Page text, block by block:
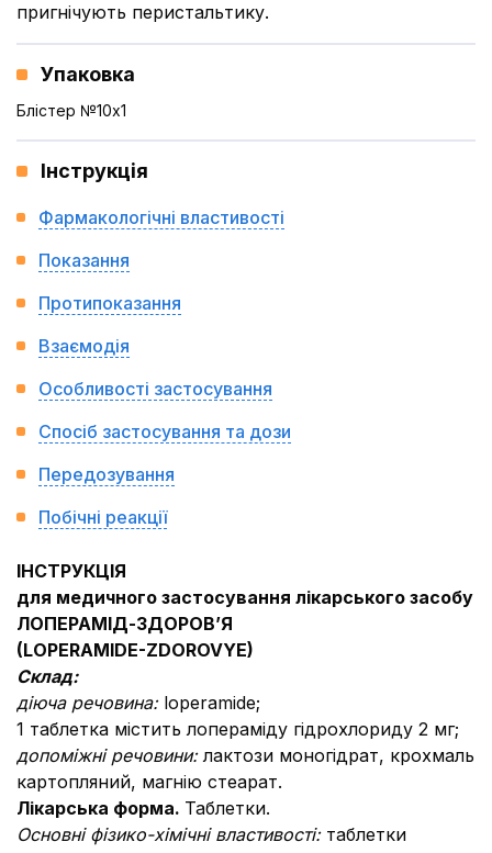
пригнічують перистальтику.
Упаковка
Блістер №10x1
Інструкція
Фармакологічні властивості
Показання
Протипоказання
Взаємодія
Особливості застосування
Спосіб застосування та дози
Передозування
Побічні реакції
ІНСТРУКЦІЯ
для медичного застосування лікарського засобу
ЛОПЕРАМІД-ЗДОРОВ’Я
(LOPERAMIDE-ZDOROVYE)
Склад:
діюча речовина: loperamidе;
1 таблетка містить лопераміду гідрохлориду 2 мг;
допоміжні речовини:лактози моногідрат, крохмаль
картопляний, магнію стеарат.
Лікарська форма. Таблетки.
Основні фізико-хімічні властивості: таблетки